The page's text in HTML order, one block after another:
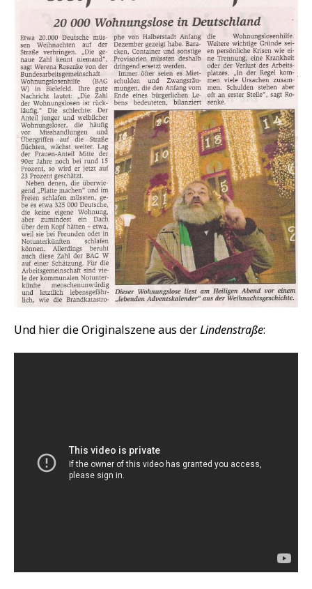
Und hier die Originalszene aus derLindenstraße: